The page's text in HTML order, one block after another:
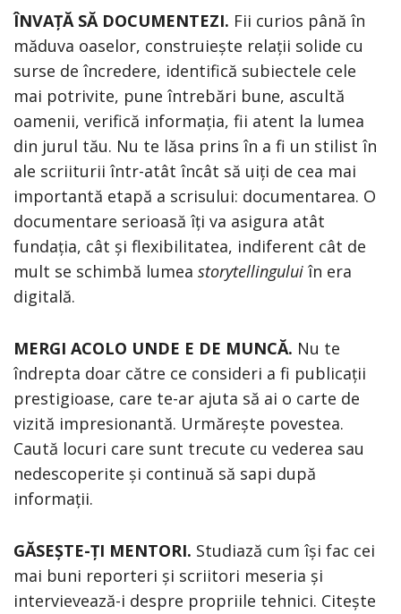
ÎNVAȚĂ SĂ DOCUMENTEZI. Fii curios până în
măduva oaselor, construiește relații solide cu
surse de încredere, identifică subiectele cele
mai potrivite, pune întrebări bune, ascultă
oamenii, verifică informația, fii atent la lumea
din jurul tău. Nu te lăsa prins în a fi un stilist în
ale scriiturii într-atât încât să uiți de cea mai
importantă etapă a scrisului: documentarea. O
documentare serioasă îți va asigura atât
fundația, cât și flexibilitatea, indiferent cât de
mult se schimbă lumea storytellingului în era
digitală.
MERGI ACOLO UNDE E DE MUNCĂ. Nu te
îndrepta doar către ce consideri a fi publicații
prestigioase, care te-ar ajuta să ai o carte de
vizită impresionantă. Urmărește povestea.
Caută locuri care sunt trecute cu vederea sau
nedescoperite și continuă să sapi după
informații.
GĂSEȘTE-ȚI MENTORI. Studiază cum își fac cei
mai buni reporteri și scriitori meseria și
intervievează-i despre propriile tehnici. Citește